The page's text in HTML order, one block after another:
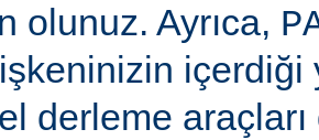
olunuz. Ayrıca,
derleme araçları